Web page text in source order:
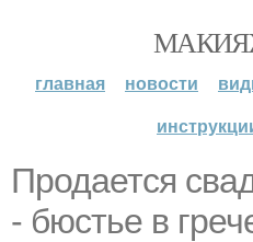
главная новости
Продается
- бюстье в